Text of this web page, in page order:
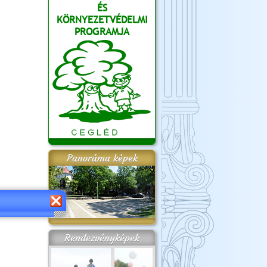
ÉS
KÖRNYEZETVÉDELMI
PROGRAMJA
Panoráma képek
Rendezvényképek